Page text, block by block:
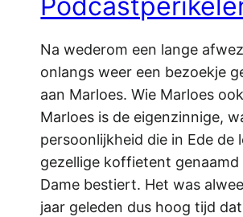
Na wederom een lange
onlangs weer een bezoekje
aan Marloes. Wie Marloes
Marloes is de eigenzinnige,
persoonlijkheid die in Ede de
gezellige koffietent genaamd
Dame bestiert. Het was
jaar geleden dus hoog tijd